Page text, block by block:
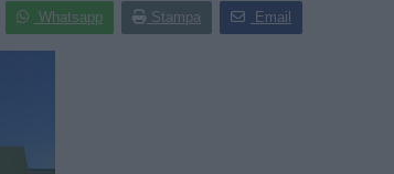
Whatsapp Stampa Email